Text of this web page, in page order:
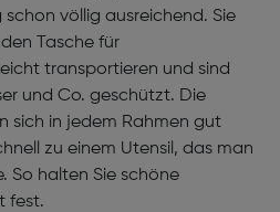
völlig ausreichend. Sie
Tasche für
transportieren und sind
und Co. geschützt. Die
sich in jedem Rahmen gut
zu einem Utensil, das man
So halten Sie schöne
fest.